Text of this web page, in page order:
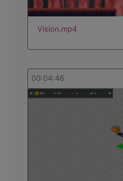
Vision.mp4
00:04:46